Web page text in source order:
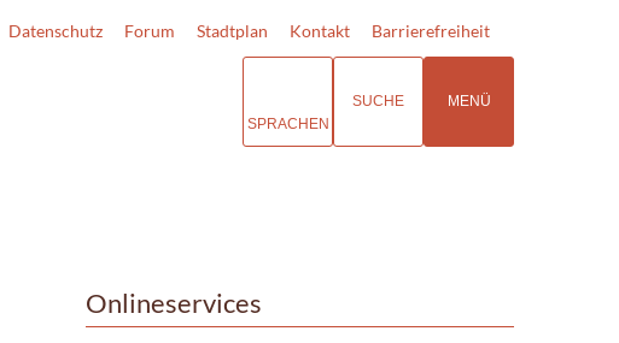
Datenschutz Forum Stadtplan Kontakt Barrierefreiheit
SPRACHEN
SUCHE MENÜ
Onlineservices